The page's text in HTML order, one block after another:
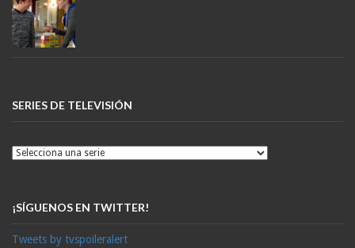
SERIES DE TELEVISIÓN
¡SÍGUENOS EN TWITTER!
Tweets by tvspoileralert